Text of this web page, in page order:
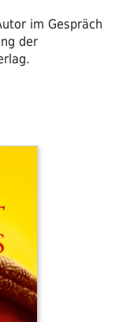
im Gespräch
der